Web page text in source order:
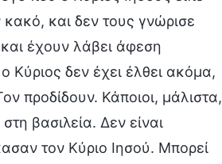
και δεν τους γνώρισε
έχουν λάβει άφεση
Κύριος δεν έχει έλθει ακόμα,
προδίδουν. Κάποιοι, μάλιστα,
βασιλεία. Δεν είναι
τον Κύριο Ιησού. Μπορεί